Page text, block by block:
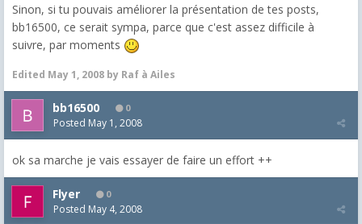
Sinon, si tu pouvais améliorer la présentation de tes posts,
bb16500, ce serait sympa, parce que c'est assez difficile à
suivre, par moments
Edited May 1, 2008 by Raf à Ailes
bb16500 0
Posted May 1, 2008
ok sa marche je vais essayer de faire un effort ++
Flyer 0
Posted May 4, 2008